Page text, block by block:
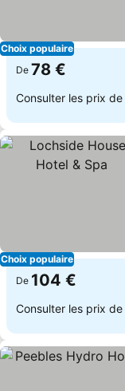
Choix populaire
De 78 €
Consulter les prix de
Choix populaire
De 104 €
Consulter les prix de